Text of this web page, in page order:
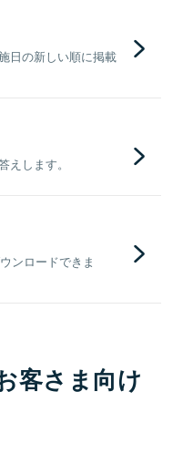
日の新しい順に掲載
します。
ンロードできま
客さま向け